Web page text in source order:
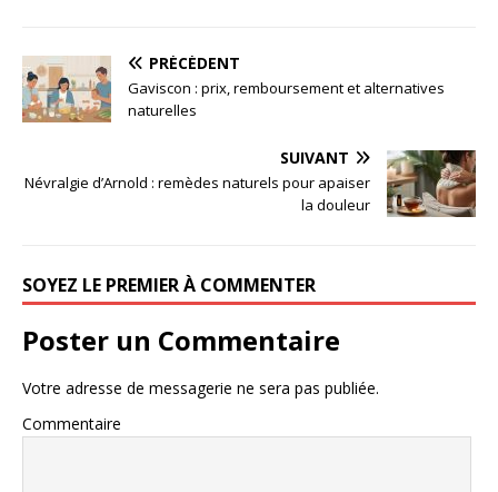
PRÉCÉDENT
Gaviscon : prix, remboursement et alternatives
naturelles
SUIVANT
Névralgie d’Arnold : remèdes naturels pour apaiser
la douleur
SOYEZ LE PREMIER À COMMENTER
Poster un Commentaire
Votre adresse de messagerie ne sera pas publiée.
Commentaire